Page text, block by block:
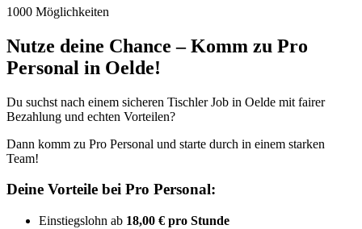
1000 Möglichkeiten
Nutze deine Chance – Komm zu Pro
Personal in Oelde!
Du suchst nach einem sicheren Tischler Job in Oelde mit fairer
Bezahlung und echten Vorteilen?
Dann komm zu Pro Personal und starte durch in einem starken
Team!
Deine Vorteile bei Pro Personal:
Einstiegslohn ab 18,00 € pro Stunde